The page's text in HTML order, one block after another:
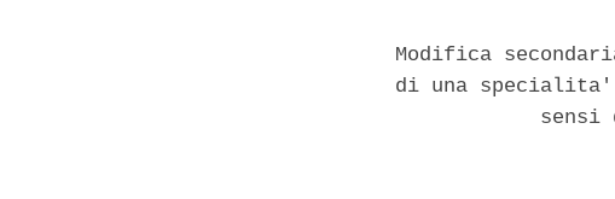
Modifica
di una specialita'
sensi